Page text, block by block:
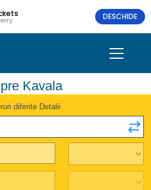
DESCHIDE
Kavala
diferite Detalii